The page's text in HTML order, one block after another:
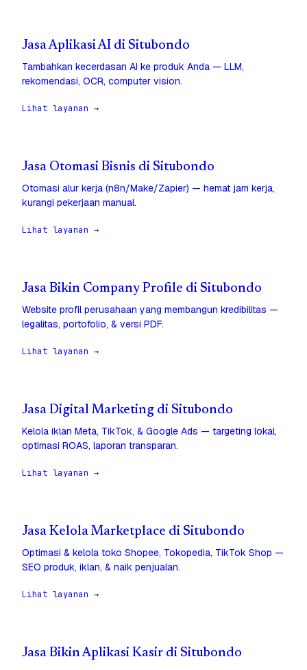
Jasa Aplikasi AI di Situbondo
Tambahkan kecerdasan AI ke produk Anda — LLM,
rekomendasi, OCR, computer vision.
Lihat layanan →
Jasa Otomasi Bisnis di Situbondo
Otomasi alur kerja (n8n/Make/Zapier) — hemat jam kerja,
kurangi pekerjaan manual.
Lihat layanan →
Jasa Bikin Company Profile di Situbondo
Website profil perusahaan yang membangun kredibilitas —
legalitas, portofolio, & versi PDF.
Lihat layanan →
Jasa Digital Marketing di Situbondo
Kelola iklan Meta, TikTok, & Google Ads — targeting lokal,
optimasi ROAS, laporan transparan.
Lihat layanan →
Jasa Kelola Marketplace di Situbondo
Optimasi & kelola toko Shopee, Tokopedia, TikTok Shop —
SEO produk, iklan, & naik penjualan.
Lihat layanan →
Jasa Bikin Aplikasi Kasir di Situbondo